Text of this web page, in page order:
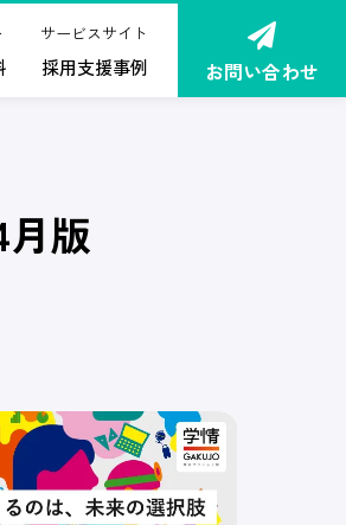
サービスサイト
採用支援事例 お問い合わせ
版